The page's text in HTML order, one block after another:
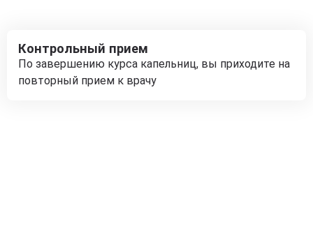
Контрольный прием
По завершению курса капельниц, вы приходите на
повторный прием к врачу